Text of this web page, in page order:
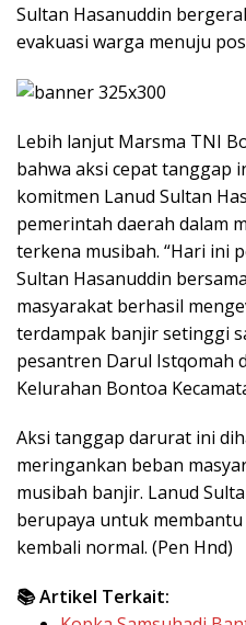
Sultan Hasanuddin
evakuasi warga menuju
Lebih lanjut Marsma TNI
bahwa aksi cepat tanggap
komitmen Lanud Sultan
pemerintah daerah dalam
terkena musibah. “Hari ini
Sultan Hasanuddin
masyarakat berhasil
terdampak banjir setinggi
pesantren Darul Istqomah
Kelurahan Bontoa
Aksi tanggap darurat ini
meringankan beban
musibah banjir. Lanud
berupaya untuk
kembali normal. (Pen Hnd)
📚 Artikel Terkait: